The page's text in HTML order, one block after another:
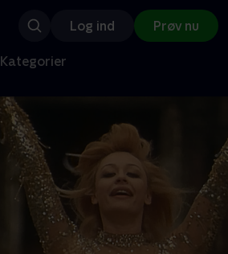
Log ind Prøv nu
Kategorier